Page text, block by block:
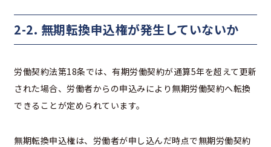
2-2. 無期転換申込権が発生していないか
労働契約法第18条では、有期労働契約が通算5年を超えて更新
された場合、労働者からの申込みにより無期労働契約へ転換
できることが定められています。
無期転換申込権は、労働者が申し込んだ時点で無期労働契約